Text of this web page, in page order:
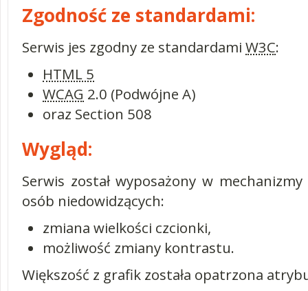
Zgodność ze standardami:
Serwis jes zgodny ze standardami W3C:
HTML 5
WCAG 2.0 (Podwójne A)
oraz Section 508
Wygląd:
Serwis został wyposażony w
osób niedowidzących:
zmiana wielkości czcionki,
możliwość zmiany kontrastu.
Większość z grafik została opatrzona